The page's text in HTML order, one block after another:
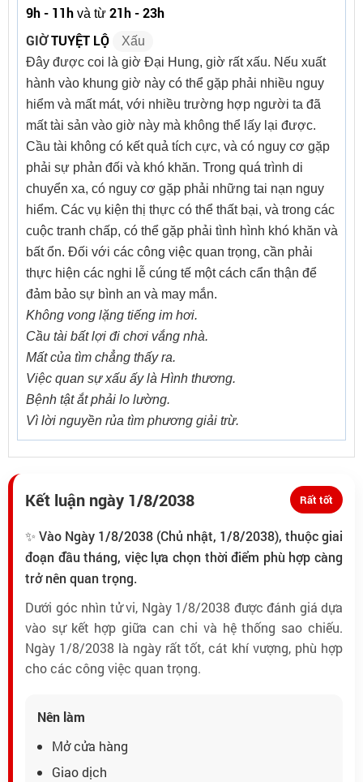
9h - 11h và từ 21h - 23h
GIỜTUYỆT LỘ
Xấu
Đây được coi là giờ Đại Hung, giờ rất xấu. Nếu xuất
hành vào khung giờ này có thể gặp phải nhiều nguy
hiểm và mất mát, với nhiều trường hợp người ta đã
mất tài sản vào giờ này mà không thể lấy lại được.
Cầu tài không có kết quả tích cực, và có nguy cơ gặp
phải sự phản đối và khó khăn. Trong quá trình di
chuyển xa, có nguy cơ gặp phải những tai nạn nguy
hiểm. Các vụ kiện thị thực có thể thất bại, và trong các
cuộc tranh chấp, có thể gặp phải tình hình khó khăn và
bất ổn. Đối với các công việc quan trọng, cần phải
thực hiện các nghi lễ cúng tế một cách cẩn thận để
đảm bảo sự bình an và may mắn.
Không vong lặng tiếng im hơi.
Cầu tài bất lợi đi chơi vắng nhà.
Mất của tìm chẳng thấy ra.
Việc quan sự xấu ấy là Hình thương.
Bệnh tật ắt phải lo lường.
Vì lời nguyền rủa tìm phương giải trừ.
Kết luận ngày 1/8/2038 Rất tốt
✨ Vào Ngày 1/8/2038 (Chủ nhật, 1/8/2038), thuộc giai
đoạn đầu tháng, việc lựa chọn thời điểm phù hợp càng
trở nên quan trọng.
Dưới góc nhìn tử vi, Ngày 1/8/2038 được đánh giá dựa
vào sự kết hợp giữa can chi và hệ thống sao chiếu.
Ngày 1/8/2038 là ngày rất tốt, cát khí vượng, phù hợp
cho các công việc quan trọng.
Nên làm
Mở cửa hàng
Giao dịch